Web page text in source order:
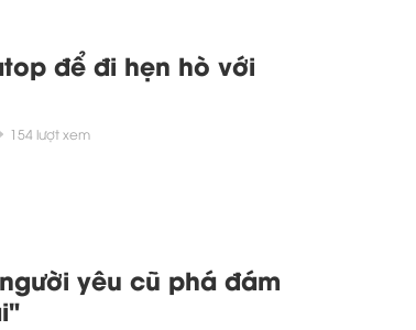
để đi hẹn hò với
154 lượt xem
yêu cũ phá đám